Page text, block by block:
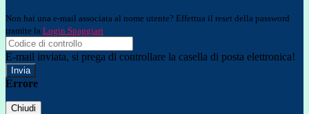
Non hai una e-mail associata al nome utente? Effettua il reset della password
tramite la Login Spaggiari
E-mail inviata, si prega di controllare la casella di posta elettronica!
Errore
Chiudi